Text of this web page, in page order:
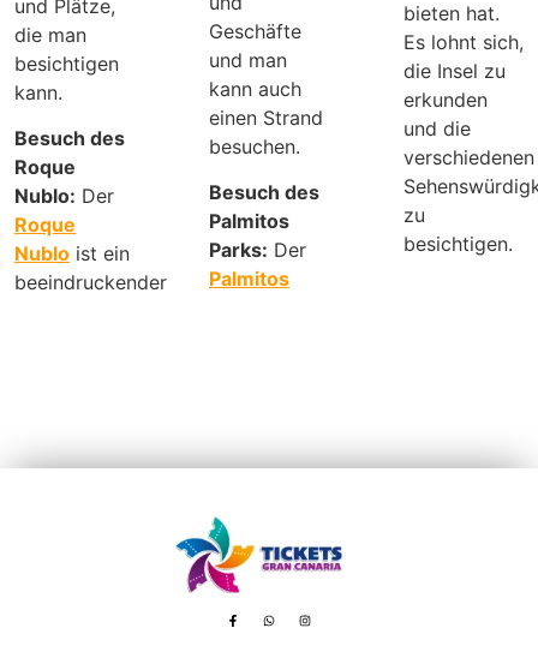
und Plätze,
die man
besichtigen
kann.
Besuch des
Roque
Nublo: Der
Roque
Nublo ist ein
beeindruckender
Geschäfte
und man
kann auch
einen Strand
besuchen.
Besuch des
Palmitos
Parks: Der
Palmitos
bieten hat.
Es lohnt sich,
die Insel zu
erkunden
und die
verschiedenen
zu
besichtigen.